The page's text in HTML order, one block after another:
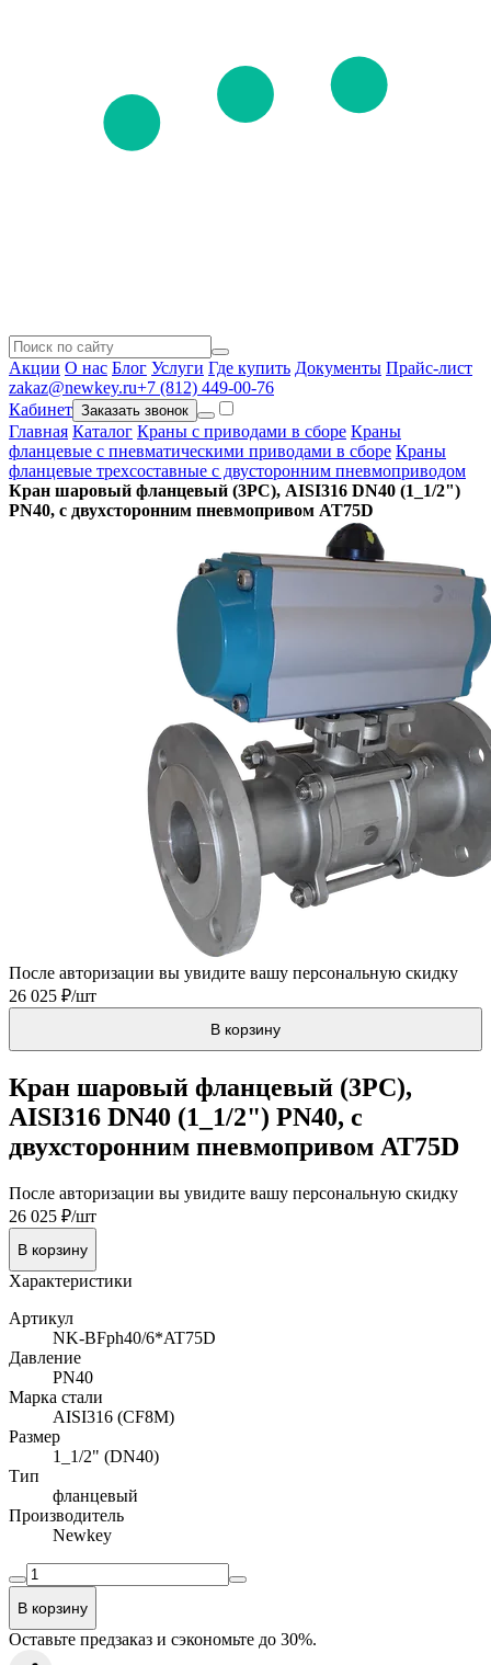
Акции О нас Блог Услуги Где купить Документы Прайс-лист
zakaz@newkey.ru+7 (812) 449-00-76
Кабинет Заказать звонок
Главная Каталог Краны с приводами в сборе Краны
фланцевые с пневматическими приводами в сборе Краны
фланцевые трехсоставные с двусторонним пневмоприводом
Кран шаровый фланцевый (3PC), AISI316 DN40 (1_1/2")
PN40, с двухсторонним пневмопривом AT75D
После авторизации вы увидите вашу персональную скидку
26 025 ₽/шт
В корзину
Кран шаровый фланцевый (3PC),
AISI316 DN40 (1_1/2") PN40, с
двухсторонним пневмопривом AT75D
После авторизации вы увидите вашу персональную скидку
26 025 ₽/шт
В корзину
Характеристики
Артикул
NK-BFph40/6*AT75D
Давление
PN40
Марка стали
AISI316 (CF8M)
Размер
1_1/2" (DN40)
Тип
фланцевый
Производитель
Newkey
В корзину
Оставьте предзаказ и сэкономьте до 30%.